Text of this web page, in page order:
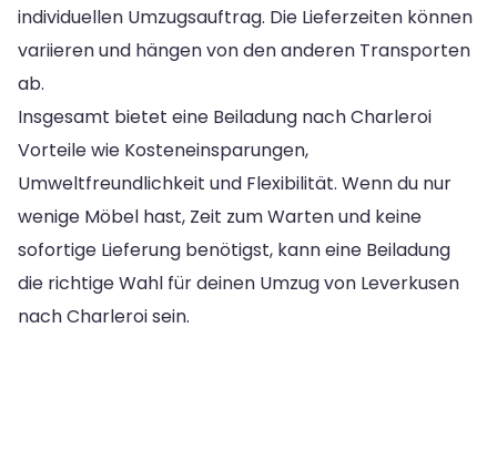
individuellen Umzugsauftrag. Die Lieferzeiten können
variieren und hängen von den anderen Transporten
ab.
Insgesamt bietet eine Beiladung nach Charleroi
Vorteile wie Kosteneinsparungen,
Umweltfreundlichkeit und Flexibilität. Wenn du nur
wenige Möbel hast, Zeit zum Warten und keine
sofortige Lieferung benötigst, kann eine Beiladung
die richtige Wahl für deinen Umzug von Leverkusen
nach Charleroi sein.